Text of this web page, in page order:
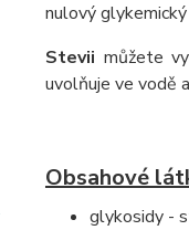
nulový glykemický
Stevii můžete
uvolňuje ve vodě
Obsahové
glykosidy -